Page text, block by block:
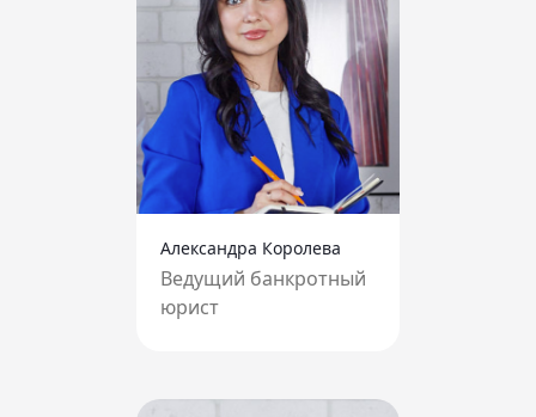
Александра Королева
Ведущий банкротный
юрист